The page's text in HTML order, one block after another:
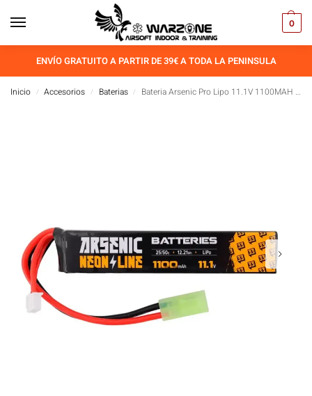
0
ENVÍO GRATUITO A PARTIR DE 39€ A TODA LA PENINSULA
Inicio / Accesorios / Baterias / Bateria Arsenic Pro Lipo 11.1V 1100MAH 25C/50C 1Stick Negro